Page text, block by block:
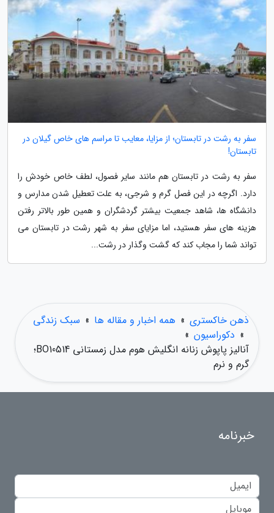
سفر به رشت در تابستان؛ از مزایا، معایب تا مراسم های خاص گیلان در
تابستان!
سفر به رشت در تابستان هم مانند سایر فصول، لطف خاص خودش را
دارد. اگرچه در این فصل گرم و شرجی، به علت تعطیل شدن مدارس و
دانشگاه ها، شاهد جمعیت بیشتر گردشگران و همین طور بالاتر رفتن
هزینه های سفر هستید، اما مزایای سفر به شهر رشت در تابستان می
تواند شما را مجاب کند که گشت وگذار در رشت...
ذهن خاکستری » همه اخبار و مقاله ها » سبک زندگی
» دکوراسیون »
آنالیز پاپوش زنانه انگلیش هوم مدل زمستانی BO10514؛
گرم و نرم
خبرنامه